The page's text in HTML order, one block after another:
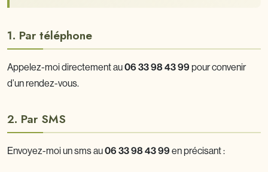
1. Par téléphone
Appelez-moi directement au06 33 98 43 99 pour convenir
d’un rendez-vous.
2. Par SMS
Envoyez-moi un sms au06 33 98 43 99 en précisant :